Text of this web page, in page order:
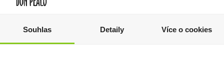
Freeze 20mg/ml
Souhlas Detaily Více o cookies